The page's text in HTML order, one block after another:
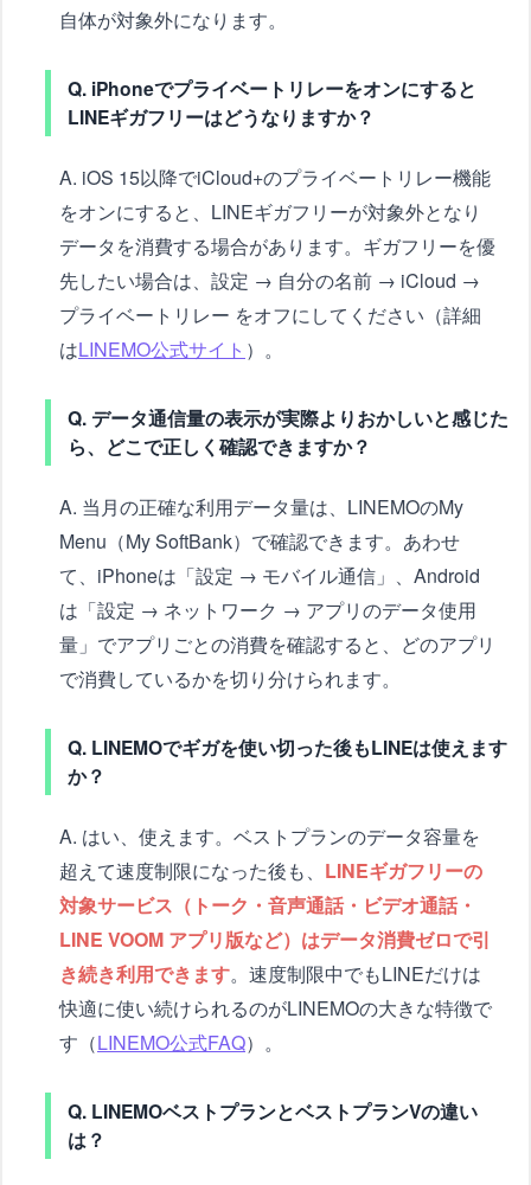
自体が対象外になります。
Q. iPhoneでプライベートリレーをオンにすると
LINEギガフリーはどうなりますか？
A. iOS 15以降でiCloud+のプライベートリレー機能
をオンにすると、LINEギガフリーが対象外となり
データを消費する場合があります。ギガフリーを優
先したい場合は、設定 → 自分の名前 → iCloud →
プライベートリレー をオフにしてください（詳細
はLINEMO公式サイト ）。
Q. データ通信量の表示が実際よりおかしいと感じた
ら、どこで正しく確認できますか？
A. 当月の正確な利用データ量は、LINEMOのMy
Menu（My SoftBank）で確認できます。あわせ
て、iPhoneは「設定 → モバイル通信」、Android
は「設定 → ネットワーク → アプリのデータ使用
量」でアプリごとの消費を確認すると、どのアプリ
で消費しているかを切り分けられます。
Q. LINEMOでギガを使い切った後もLINEは使えます
か？
A. はい、使えます。ベストプランのデータ容量を
超えて速度制限になった後も、 LINEギガフリーの
対象サービス（トーク・音声通話・ビデオ通話・
LINE VOOM アプリ版など）はデータ消費ゼロで引
き続き利用できます。速度制限中でもLINEだけは
快適に使い続けられるのがLINEMOの大きな特徴で
す（LINEMO公式FAQ）。
Q. LINEMOベストプランとベストプランVの違い
は？